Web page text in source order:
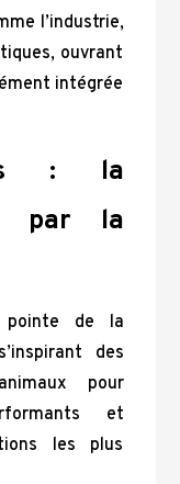
l’industrie,
ouvrant
intégrée
: la
par la
de la
des
pour
et
les plus